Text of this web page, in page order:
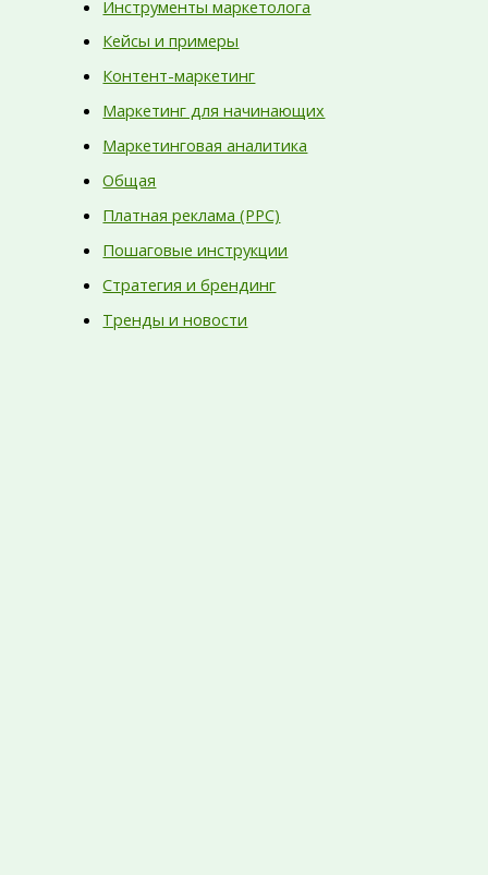
Инструменты маркетолога
Кейсы и примеры
Контент-маркетинг
Маркетинг для начинающих
Маркетинговая аналитика
Общая
Платная реклама (PPC)
Пошаговые инструкции
Стратегия и брендинг
Тренды и новости